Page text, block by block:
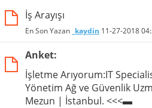
İş Arayışı
En Son Yazan _kaydin 11-27-2018
Anket:
İşletme Arıyorum:IT
Yönetim Ağ ve Güvenlik
Mezun | İstanbul. <<<▬